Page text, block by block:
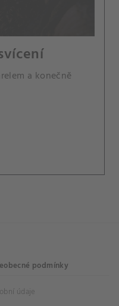
a konečně
podmínky
údaje